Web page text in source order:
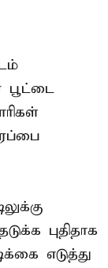
பூட்டை
புதிதாக
எடுத்து